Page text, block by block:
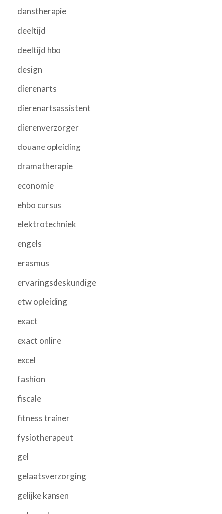
danstherapie
deeltijd
deeltijd hbo
design
dierenarts
dierenartsassistent
dierenverzorger
douane opleiding
dramatherapie
economie
ehbo cursus
elektrotechniek
engels
erasmus
ervaringsdeskundige
etw opleiding
exact
exact online
excel
fashion
fiscale
fitness trainer
fysiotherapeut
gel
gelaatsverzorging
gelijke kansen